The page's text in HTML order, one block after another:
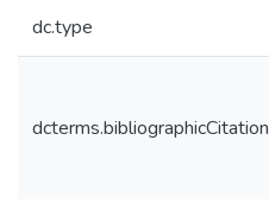
dc.type
dcterms.bibliographicCitation